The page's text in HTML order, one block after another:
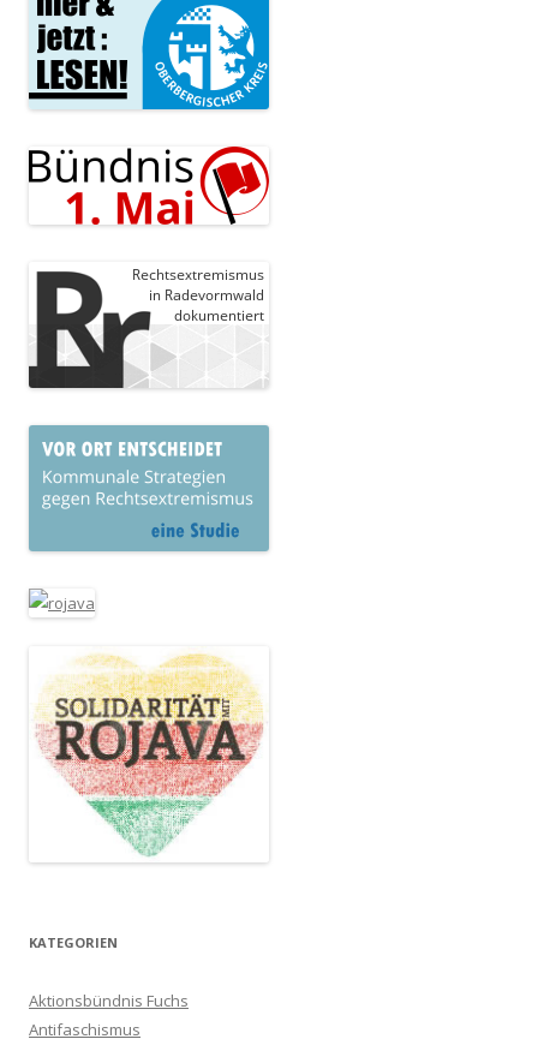
KATEGORIEN
Aktionsbündnis Fuchs
Antifaschismus